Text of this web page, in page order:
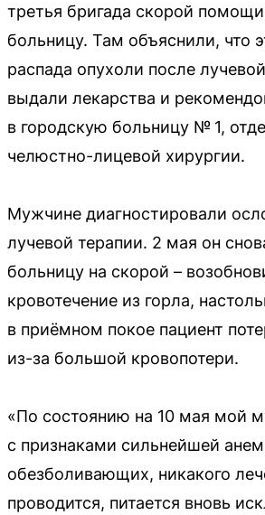
третья бригада скорой помощи
больницу. Там объяснили, что
распада опухоли после
выдали лекарства и
в городскую больницу № 1,
челюстно-лицевой хирургии.
Мужчине диагностировали
лучевой терапии. 2 мая он
больницу на скорой –
кровотечение из горла,
в приёмном покое пациент
из-за большой кровопотери.
«По состоянию на 10 мая мой
с признаками сильнейшей
обезболивающих, никакого
проводится, питается вновь